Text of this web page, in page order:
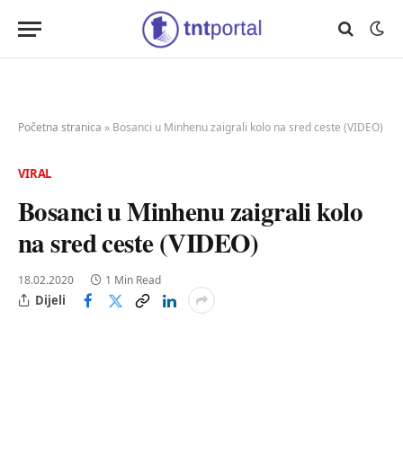
Početna stranica » Bosanci u Minhenu zaigrali kolo na sred ceste (VIDEO)
VIRAL
Bosanci u Minhenu zaigrali kolo
na sred ceste (VIDEO)
18.02.2020 1 Min Read
Dijeli